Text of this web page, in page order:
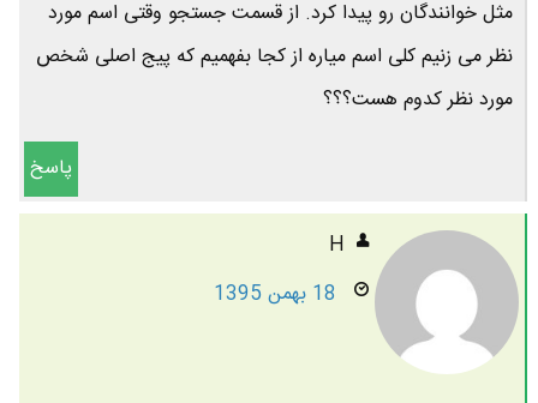
مثل خوانندگان رو پیدا کرد. از قسمت جستجو وقتی اسم مورد
نظر می زنیم کلی اسم میاره از کجا بفهمیم که پیج اصلی شخص
مورد نظر کدوم هست؟؟؟
پاسخ
H
18 بهمن 1395